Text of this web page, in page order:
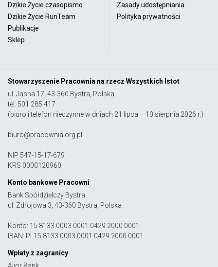
Dzikie Życie czasopismo
Dzikie Życie RunTeam
Publikacje
Sklep
Zasady udostępniania
Polityka prywatności
Stowarzyszenie Pracownia na rzecz Wszystkich Istot
ul. Jasna 17, 43-360 Bystra, Polska
tel. 501 285 417
(biuro i telefon nieczynne w dniach 21 lipca – 10 sierpnia 2026 r.)
biuro@pracownia.org.pl
NIP 547-15-17-679
KRS 0000120960
Konto bankowe Pracowni
Bank Spółdzielczy Bystra
ul. Zdrojowa 3, 43-360 Bystra, Polska
Konto: 15 8133 0003 0001 0429 2000 0001
IBAN: PL15 8133 0003 0001 0429 2000 0001
Wpłaty z zagranicy
Alior Bank